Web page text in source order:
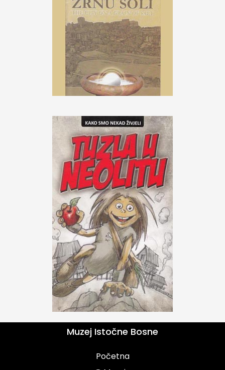
Muzej Istočne Bosne
Početna